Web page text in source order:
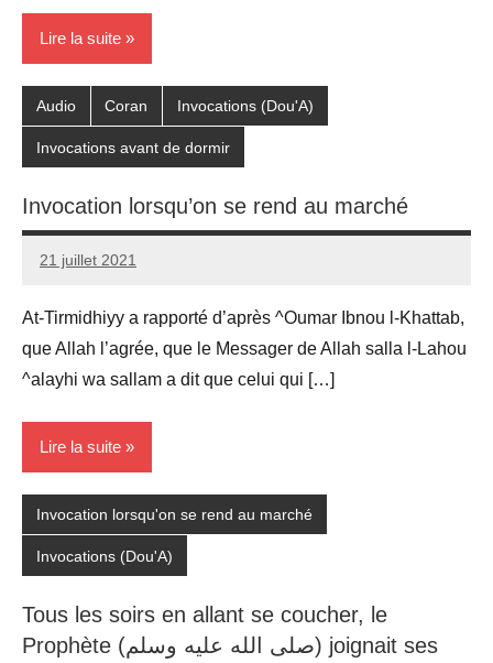
Lire la suite
Audio Coran Invocations (Dou'A)
Invocations avant de dormir
Invocation lorsqu’on se rend au marché
21 juillet 2021
prieres
At-Tirmidhiyy a rapporté d’après ^Oumar Ibnou l-Khattab,
que Allah l’agrée, que le Messager de Allah salla l-Lahou
^alayhi wa sallam a dit que celui qui […]
Lire la suite
Invocation lorsqu'on se rend au marché
Invocations (Dou'A)
Tous les soirs en allant se coucher, le
Prophète (صلى الله عليه وسلم) joignait ses